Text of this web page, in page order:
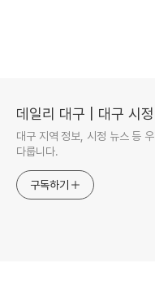
데일리 대구 | 대구 시
대구 지역 정보, 시정 뉴스 등
다룹니다.
구독하기